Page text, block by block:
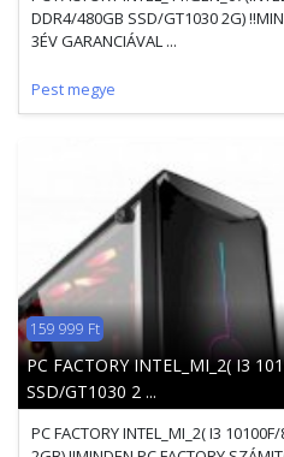
DDR4/480GB SSD/GT1030 2G)
3ÉV GARANCIÁVAL ...
Pest megye
159 999 Ft
PC FACTORY INTEL_MI_2( I3
SSD/GT1030 2 ...
PC FACTORY INTEL_MI_2( I3